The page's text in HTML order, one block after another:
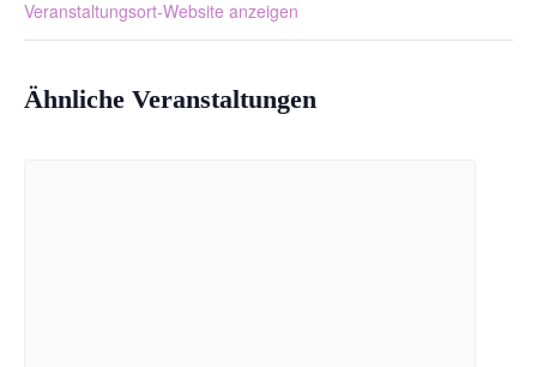
Veranstaltungsort-Website anzeigen
Ähnliche Veranstaltungen